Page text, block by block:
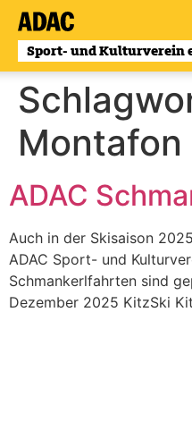
Zum
Inhalt
wechseln
Montafon
ADAC
Auch in der Skisaison
ADAC Sport- und
Schmankerlfahrten sind
Dezember 2025 KitzSki